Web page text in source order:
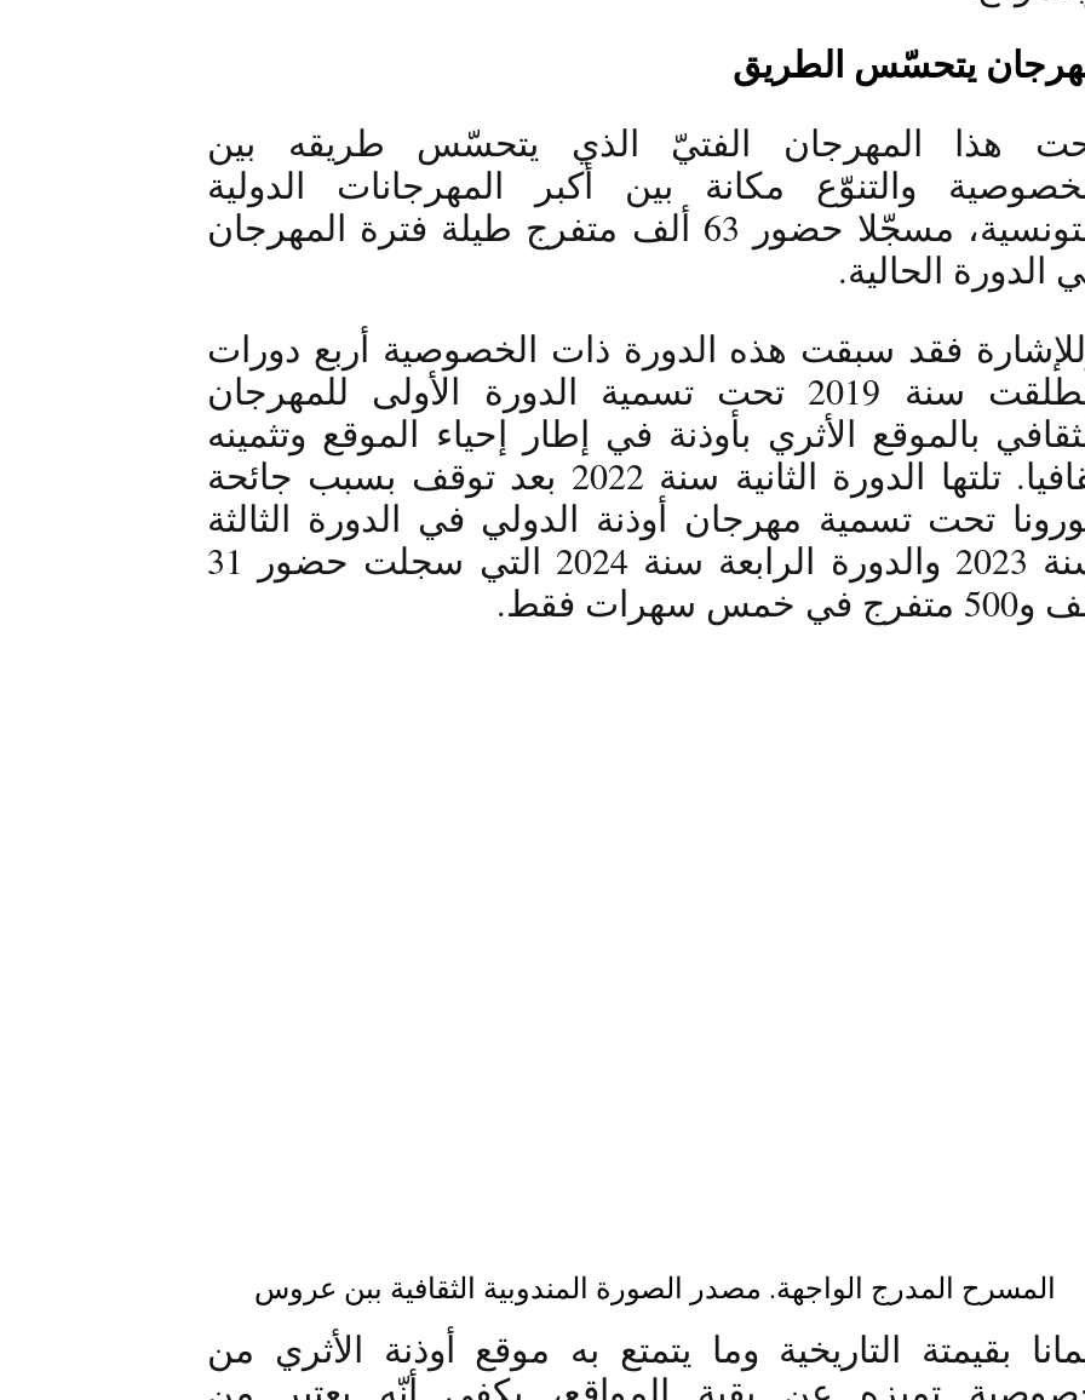
يتحسّس الطريق
الدورة الحالية.
في خمس سهرات فقط.
المسرح المدرج الواجهة. مصدر الصورة المندوبية الثقافية ببن عروس